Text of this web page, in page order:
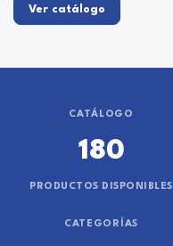
Ver catálogo
CATÁLOGO
180
PRODUCTOS DISPONIBLES
CATEGORÍAS